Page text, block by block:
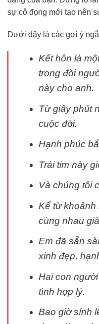
sự cô đọng mới tạo nên
Dưới đây là các gợi ý
Kết hôn là
trong đời
này cho anh.
Từ giây phút
cuộc đời.
Hạnh phúc
Trái tim này
Và chúng tôi
Kể từ khoảnh
cùng nhau
Em đã sẵn
xinh đẹp,
Hai con
tình hợp lý.
Bao giờ sính